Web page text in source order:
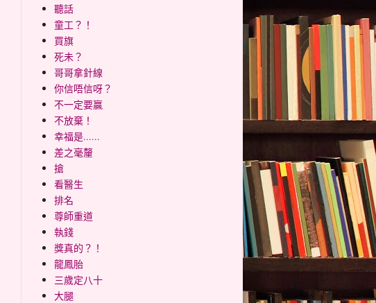
聽話
童工？！
買旗
死未？
哥哥拿針線
你信唔信呀？
不一定要贏
不放棄！
幸福是......
差之毫釐
搶
看醫生
排名
尊師重道
執錢
獎真的？！
龍鳳胎
三歲定八十
大腿